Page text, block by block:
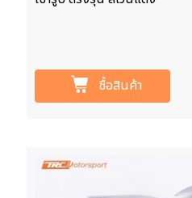
ซื้อสินค้า